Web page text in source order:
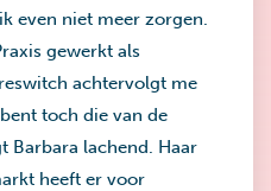
even niet meer zorgen.
gewerkt als
achtervolgt me
toch die van de
Barbara lachend. Haar
heeft er voor